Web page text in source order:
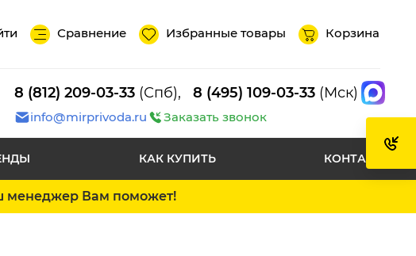
Сравнение Избранные товары Корзина
8 (812) 209-03-33 (Спб), 8 (495) 109-03-33 (Мск)
info@mirprivoda.ru Заказать звонок
КАК КУПИТЬ КОНТАКТЫ
менеджер Вам поможет!